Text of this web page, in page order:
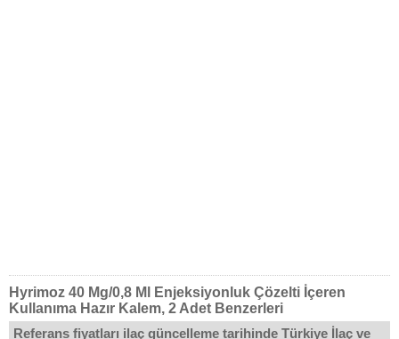
Hyrimoz 40 Mg/0,8 Ml Enjeksiyonluk Çözelti İçeren
Kullanıma Hazır Kalem, 2 Adet Benzerleri
Referans fiyatları ilaç güncelleme tarihinde Türkiye İlaç ve